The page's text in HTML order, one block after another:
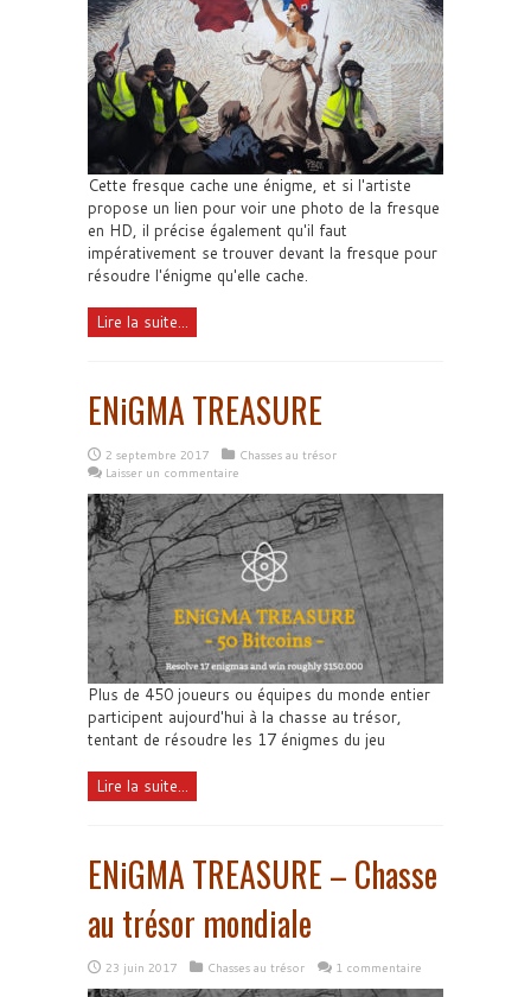
Cette fresque cache une énigme, et si l'artiste
propose un lien pour voir une photo de la fresque
en HD, il précise également qu'il faut
impérativement se trouver devant la fresque pour
résoudre l'énigme qu'elle cache.
Lire la suite...
ENiGMA TREASURE
2 septembre 2017
Chasses au trésor
Laisser un commentaire
Plus de 450 joueurs ou équipes du monde entier
participent aujourd'hui à la chasse au trésor,
tentant de résoudre les 17 énigmes du jeu
Lire la suite...
ENiGMA TREASURE – Chasse
au trésor mondiale
23 juin 2017 Chasses au trésor 1 commentaire